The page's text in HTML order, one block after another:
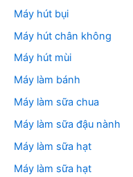
Máy hút bụi
Máy hút chân không
Máy hút mùi
Máy làm bánh
Máy làm sữa chua
Máy làm sữa đậu nành
Máy làm sữa hạt
Máy làm sữa hạt